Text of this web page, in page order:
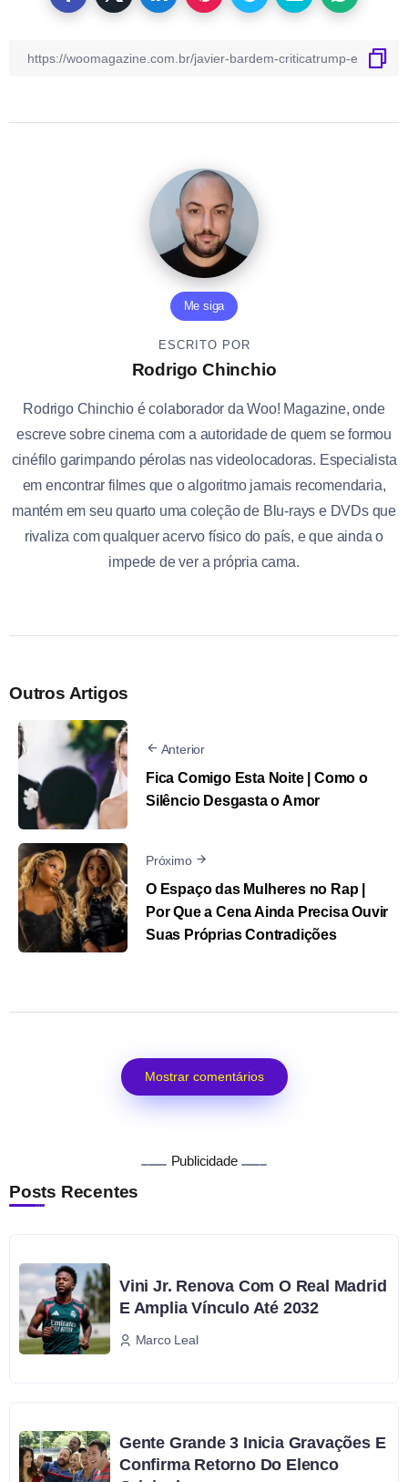
Me siga
ESCRITO POR
Rodrigo Chinchio
Rodrigo Chinchio é colaborador da Woo! Magazine, onde
escreve sobre cinema com a autoridade de quem se formou
cinéfilo garimpando pérolas nas videolocadoras. Especialista
em encontrar filmes que o algoritmo jamais recomendaria,
mantém em seu quarto uma coleção de Blu-rays e DVDs que
rivaliza com qualquer acervo físico do país, e que ainda o
impede de ver a própria cama.
Outros Artigos
Anterior
Fica Comigo Esta Noite | Como o
Silêncio Desgasta o Amor
Próximo
O Espaço das Mulheres no Rap |
Por Que a Cena Ainda Precisa Ouvir
Suas Próprias Contradições
Mostrar comentários
Publicidade
Posts Recentes
Vini Jr. Renova Com O Real Madrid
E Amplia Vínculo Até 2032
Marco Leal
Gente Grande 3 Inicia Gravações E
Confirma Retorno Do Elenco